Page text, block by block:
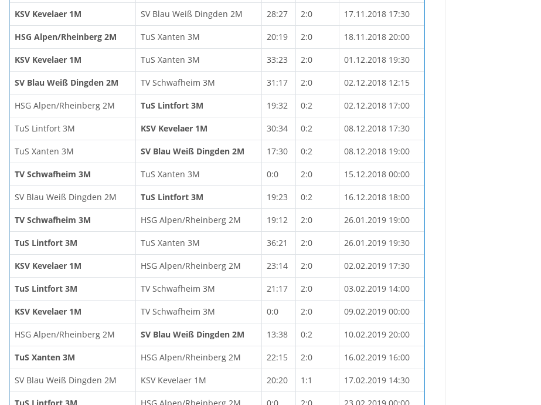
KSV Kevelaer 1M SV Blau Weiß Dingden 2M 28:27 2:0 17.11.2018 17:30
HSG Alpen/Rheinberg 2M TuS Xanten 3M 20:19 2:0 18.11.2018 20:00
KSV Kevelaer 1M TuS Xanten 3M 33:23 2:0 01.12.2018 19:30
SV Blau Weiß Dingden 2M TV Schwafheim 3M 31:17 2:0 02.12.2018 12:15
HSG Alpen/Rheinberg 2M TuS Lintfort 3M 19:32 0:2 02.12.2018 17:00
TuS Lintfort 3M KSV Kevelaer 1M 30:34 0:2 08.12.2018 17:30
TuS Xanten 3M SV Blau Weiß Dingden 2M 17:30 0:2 08.12.2018 19:00
TV Schwafheim 3M TuS Xanten 3M 0:0 2:0 15.12.2018 00:00
SV Blau Weiß Dingden 2M TuS Lintfort 3M 19:23 0:2 16.12.2018 18:00
TV Schwafheim 3M HSG Alpen/Rheinberg 2M 19:12 2:0 26.01.2019 19:00
TuS Lintfort 3M TuS Xanten 3M 36:21 2:0 26.01.2019 19:30
KSV Kevelaer 1M HSG Alpen/Rheinberg 2M 23:14 2:0 02.02.2019 17:30
TuS Lintfort 3M TV Schwafheim 3M 21:17 2:0 03.02.2019 14:00
KSV Kevelaer 1M TV Schwafheim 3M 0:0 2:0 09.02.2019 00:00
HSG Alpen/Rheinberg 2M SV Blau Weiß Dingden 2M 13:38 0:2 10.02.2019 20:00
TuS Xanten 3M HSG Alpen/Rheinberg 2M 22:15 2:0 16.02.2019 16:00
SV Blau Weiß Dingden 2M KSV Kevelaer 1M 20:20 1:1 17.02.2019 14:30